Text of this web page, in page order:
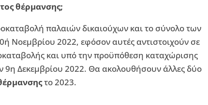
θέρμανσης;
παλαιών δικαιούχων και το σύνολο των
Νοεμβρίου 2022, εφόσον αυτές αντιστοιχούν σε
και υπό την προϋπόθεση καταχώρισης
9η Δεκεμβρίου 2022. Θα ακολουθήσουν άλλες δύο
το 2023.